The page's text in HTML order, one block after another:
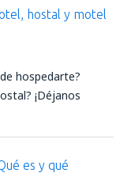
hostal y motel
hospedarte?
¡Déjanos
es y qué